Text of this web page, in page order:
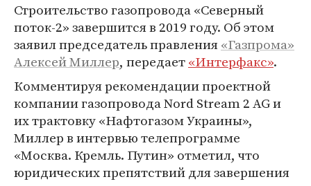
Строительство газопровода «Северный
поток-2» завершится в 2019 году. Об этом
заявил председатель правления«Газпрома»
Алексей Миллер, передает«Интерфакс».
Комментируя рекомендации проектной
компании газопровода Nord Stream 2 AG и
их трактовку «Нафтогазом Украины»,
Миллер в интервью телепрограмме
«Москва. Кремль. Путин» отметил, что
юридических препятствий для завершения